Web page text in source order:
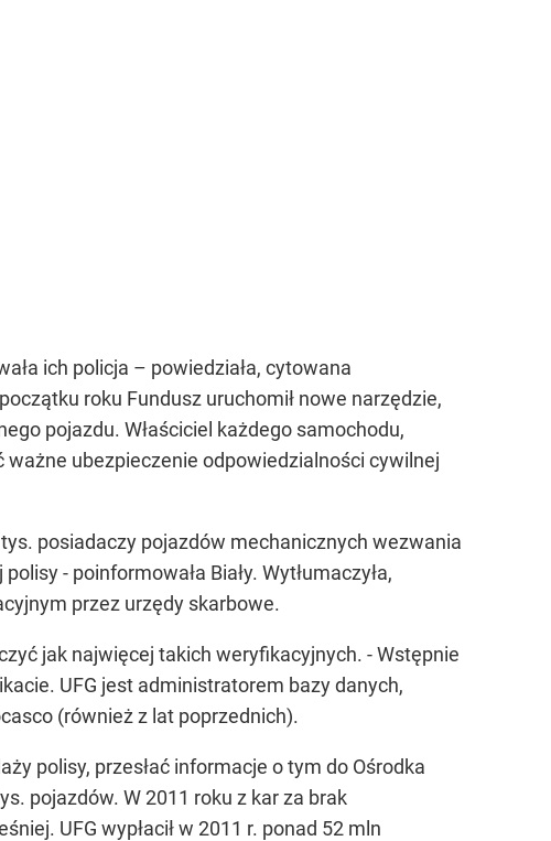
ich policja – powiedziała, cytowana
roku Fundusz uruchomił nowe narzędzie,
pojazdu. Właściciel każdego samochodu,
ubezpieczenie odpowiedzialności cywilnej
posiadaczy pojazdów mechanicznych wezwania
- poinformowała Biały. Wytłumaczyła,
przez urzędy skarbowe.
jak najwięcej takich weryfikacyjnych. - Wstępnie
UFG jest administratorem bazy danych,
(również z lat poprzednich).
polisy, przesłać informacje o tym do Ośrodka
pojazdów. W 2011 roku z kar za brak
UFG wypłacił w 2011 r. ponad 52 mln